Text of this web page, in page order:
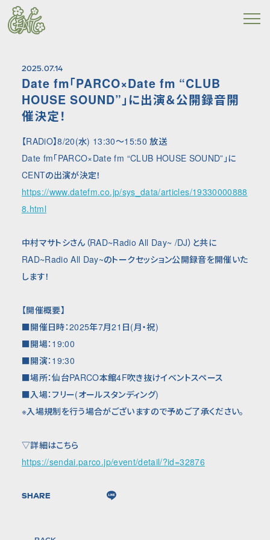
2025.07.14
Date fm「PARCO×Date fm “CLUB
HOUSE SOUND”」に出演＆公開録音開
催決定！
【RADiO】8/20(水) 13:30〜15:50 放送
Date fm「PARCO×Date fm “CLUB HOUSE SOUND”」に
CENTの出演が決定！
https://www.datefm.co.jp/sys_data/articles/19330000888
8.html
中村マサトシさん（RAD~Radio All Day~ /DJ）と共に
RAD~Radio All Day~のトークセッション公開録音を開催いた
します！
【開催概要】
■開催日時：2025年7月21日(月・祝)
■開場：19:00
■開演：19:30
■場所：仙台PARCO本館4F吹き抜けイベントスペース
■入場：フリー(オールスタンディング)
※入場規制を行う場合がございますので予めご了承ください。
▽詳細はこちら
https://sendai.parco.jp/event/detail/?id=32876
SHARE